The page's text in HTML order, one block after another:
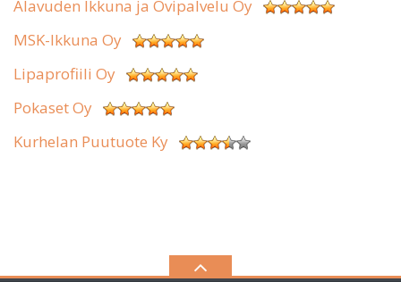
Alavuden Ikkuna ja Ovipalvelu Oy
MSK-Ikkuna Oy
Lipaprofiili Oy
Pokaset Oy
Kurhelan Puutuote Ky